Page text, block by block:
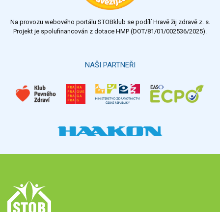
Na provozu webového portálu STOBklub se podílí Hravě žij zdravě z. s.
Projekt je spolufinancován z dotace HMP (DOT/81/01/002536/2025).
NAŠI PARTNEŘI